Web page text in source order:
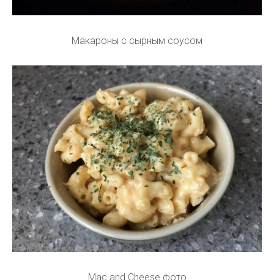
Макароны с сырным соусом
Mac and Cheese фото